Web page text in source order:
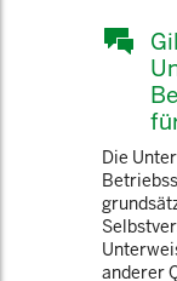
Die
anderer